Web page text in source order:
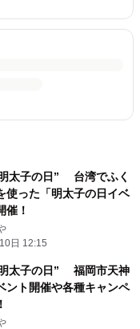
太子の日” 台湾でふく
使った「明太子の日イベ
催！
日 12:15
太子の日” 福岡市天神
ント開催や各種キャンペ